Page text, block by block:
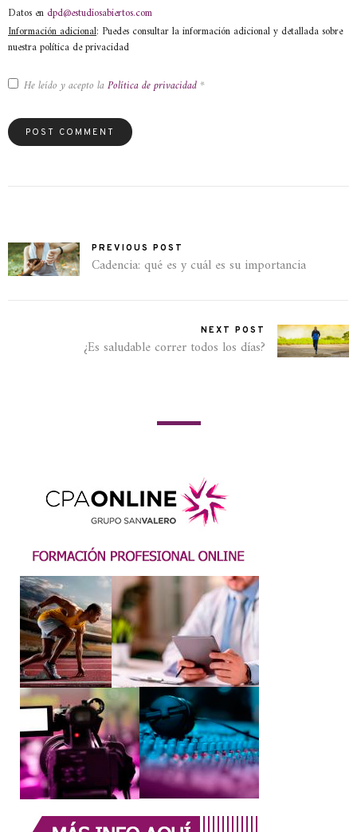
Datos en dpd@estudiosabiertos.com
Información adicional: Puedes consultar la información adicional y detallada sobre
nuestra política de privacidad
He leído y acepto la Política de privacidad *
PREVIOUS POST
Cadencia: qué es y cuál es su importancia
NEXT POST
¿Es saludable correr todos los días?